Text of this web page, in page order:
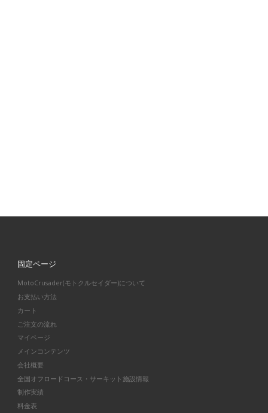
固定ページ
MotoCrusader(モトクルセイダー)について
お支払い方法
カート
ご注文の流れ
マイページ
メインコンテンツ
会社概要
全国オフロードコース・サーキット施設情報
制作実績
料金表